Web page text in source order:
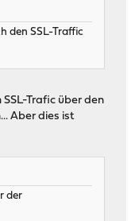
den SSL-Traffic
Trafic über den
Aber dies ist
der